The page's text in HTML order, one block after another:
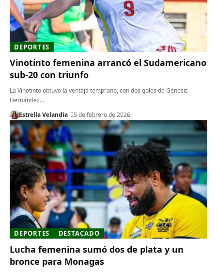
DEPORTES
Vinotinto femenina arrancó el Sudamericano
sub-20 con triunfo
La Vinotinto obtuvo la ventaja temprano, con dos goles de Génesis
Hernández…
Estrella Velandia
5 de febrero de 2026
DEPORTES DESTACADO
Lucha femenina sumó dos de plata y un
bronce para Monagas